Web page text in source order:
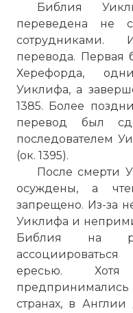
Библия
переведена не
перевода. Первая
Херефорда,
Уиклифа, а
1385. Более
перевод был
последователем
(ок. 1395).
После смерти
осуждены, а
запрещено. Из-за
Уиклифа и
Библия на
ересью.
странах, в